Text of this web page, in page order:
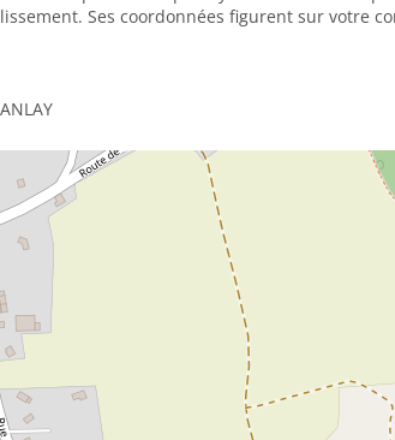
Ses coordonnées figurent sur votre